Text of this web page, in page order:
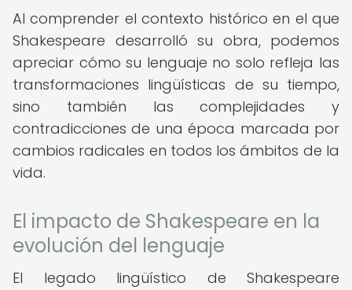
Al comprender el contexto histórico en el que
Shakespeare desarrolló su obra, podemos
apreciar cómo su lenguaje no solo refleja las
transformaciones lingüísticas de su tiempo,
sino también las complejidades y
contradicciones de una época marcada por
cambios radicales en todos los ámbitos de la
vida.
El impacto de Shakespeare en la
evolución del lenguaje
El legado lingüístico de Shakespeare